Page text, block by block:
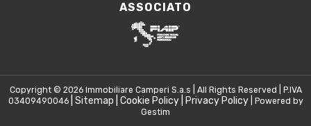
ASSOCIATO
Copyright © 2026 Immobiliare Camperi S.a.s | All Rights Reserved | P.IVA
03409490046
Sitemap Cookie Policy Privacy Policy| Powered by
Gestim